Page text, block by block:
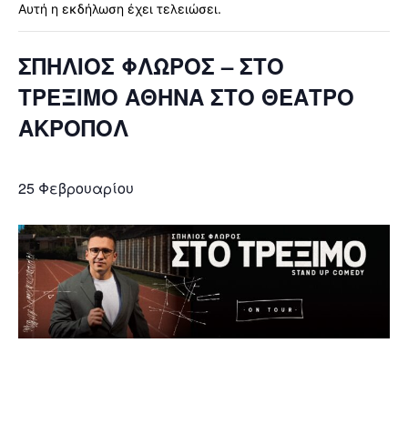
Αυτή η εκδήλωση έχει τελειώσει.
ΣΠΗΛΙΟΣ ΦΛΩΡΟΣ – ΣΤΟ
ΤΡΕΞΙΜΟ ΑΘΗΝΑ ΣΤΟ ΘΕΑΤΡΟ
ΑΚΡΟΠΟΛ
25 Φεβρουαρίου